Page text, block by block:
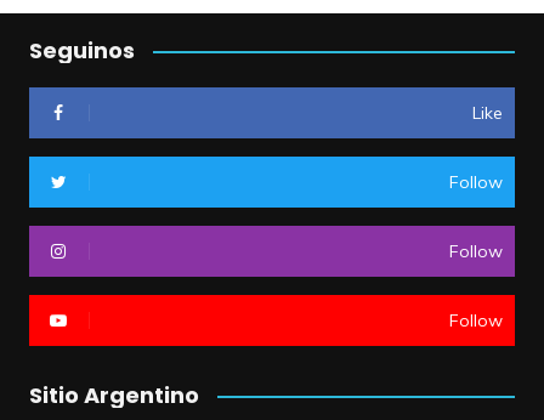
Seguinos
Like
Follow
Follow
Follow
Sitio Argentino